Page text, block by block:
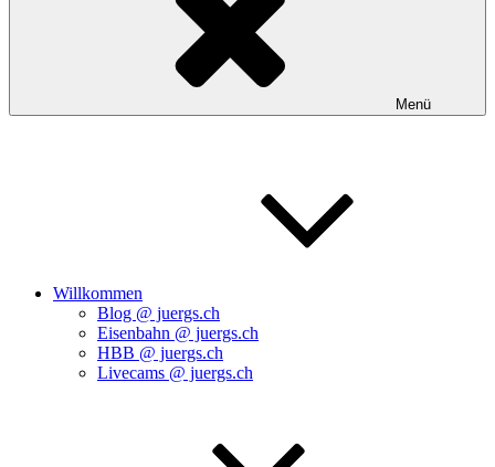
Menü
Willkommen
Blog @ juergs.ch
Eisenbahn @ juergs.ch
HBB @ juergs.ch
Livecams @ juergs.ch